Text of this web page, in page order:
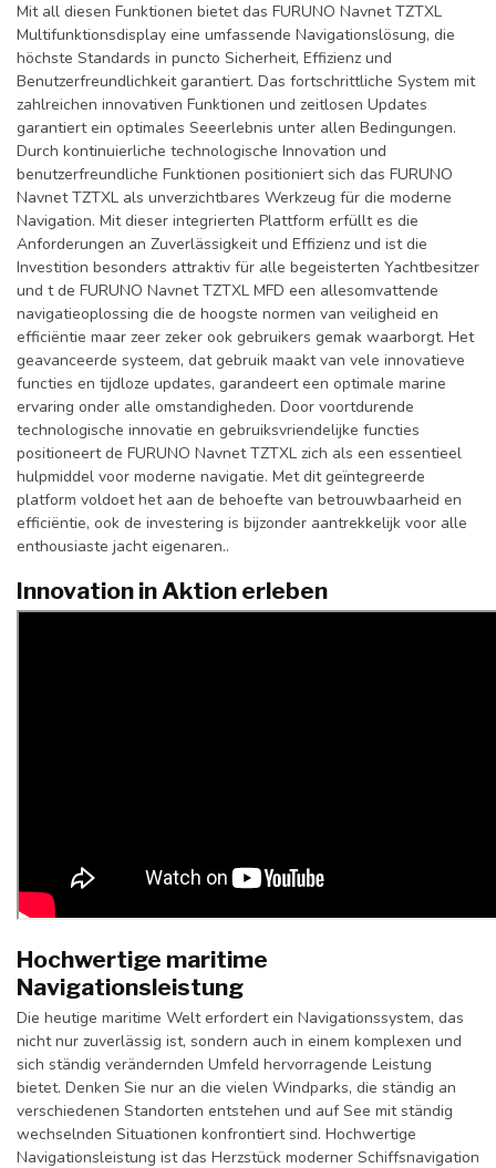
Mit all diesen Funktionen bietet das FURUNO Navnet TZTXL
Multifunktionsdisplay eine umfassende Navigationslösung, die
höchste Standards in puncto Sicherheit, Effizienz und
Benutzerfreundlichkeit garantiert. Das fortschrittliche System mit
zahlreichen innovativen Funktionen und zeitlosen Updates
garantiert ein optimales Seeerlebnis unter allen Bedingungen.
Durch kontinuierliche technologische Innovation und
benutzerfreundliche Funktionen positioniert sich das FURUNO
Navnet TZTXL als unverzichtbares Werkzeug für die moderne
Navigation. Mit dieser integrierten Plattform erfüllt es die
Anforderungen an Zuverlässigkeit und Effizienz und ist die
Investition besonders attraktiv für alle begeisterten Yachtbesitzer
und t de FURUNO Navnet TZTXL MFD een allesomvattende
navigatieoplossing die de hoogste normen van veiligheid en
efficiëntie maar zeer zeker ook gebruikers gemak waarborgt. Het
geavanceerde systeem, dat gebruik maakt van vele innovatieve
functies en tijdloze updates, garandeert een optimale marine
ervaring onder alle omstandigheden. Door voortdurende
technologische innovatie en gebruiksvriendelijke functies
positioneert de FURUNO Navnet TZTXL zich als een essentieel
hulpmiddel voor moderne navigatie. Met dit geïntegreerde
platform voldoet het aan de behoefte van betrouwbaarheid en
efficiëntie, ook de investering is bijzonder aantrekkelijk voor alle
enthousiaste jacht eigenaren..
Innovation in Aktion erleben
Hochwertige maritime
Navigationsleistung
Die heutige maritime Welt erfordert ein Navigationssystem, das
nicht nur zuverlässig ist, sondern auch in einem komplexen und
sich ständig verändernden Umfeld hervorragende Leistung
bietet. Denken Sie nur an die vielen Windparks, die ständig an
verschiedenen Standorten entstehen und auf See mit ständig
wechselnden Situationen konfrontiert sind. Hochwertige
Navigationsleistung ist das Herzstück moderner Schiffsnavigation